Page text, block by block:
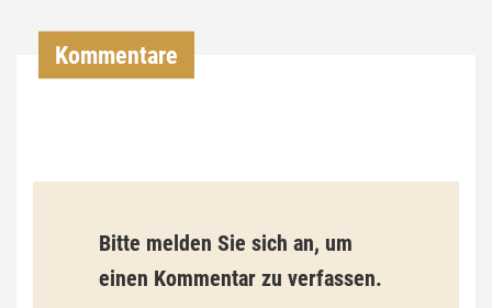
9
3
Kommentare
Bitte melden Sie sich an, um
einen Kommentar zu verfassen.